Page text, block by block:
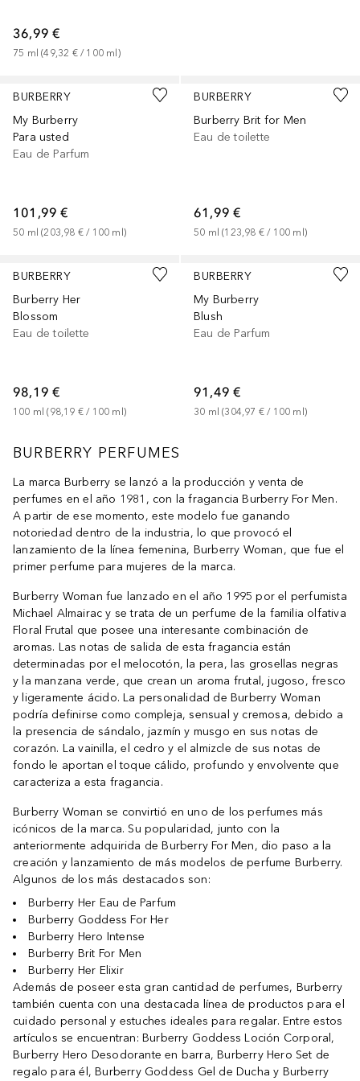
36,99 €
75 ml (49,32 € / 100 ml )
BURBERRY
My Burberry
Para usted
Eau de Parfum
101,99 €
50 ml (203,98 € / 100 ml )
BURBERRY
Burberry Brit for Men
Eau de toilette
61,99 €
50 ml (123,98 € / 100 ml )
BURBERRY
Burberry Her
Blossom
Eau de toilette
98,19 €
100 ml (98,19 € / 100 ml )
BURBERRY
My Burberry
Blush
Eau de Parfum
91,49 €
30 ml (304,97 € / 100 ml )
BURBERRY PERFUMES
La marca Burberry se lanzó a la producción y venta de
perfumes en el año 1981, con la fragancia Burberry For Men.
A partir de ese momento, este modelo fue ganando
notoriedad dentro de la industria, lo que provocó el
lanzamiento de la línea femenina, Burberry Woman, que fue el
primer perfume para mujeres de la marca.
Burberry Woman fue lanzado en el año 1995 por el perfumista
Michael Almairac y se trata de un perfume de la familia olfativa
Floral Frutal que posee una interesante combinación de
aromas. Las notas de salida de esta fragancia están
determinadas por el melocotón, la pera, las grosellas negras
y la manzana verde, que crean un aroma frutal, jugoso, fresco
y ligeramente ácido. La personalidad de Burberry Woman
podría definirse como compleja, sensual y cremosa, debido a
la presencia de sándalo, jazmín y musgo en sus notas de
corazón. La vainilla, el cedro y el almizcle de sus notas de
fondo le aportan el toque cálido, profundo y envolvente que
caracteriza a esta fragancia.
Burberry Woman se convirtió en uno de los perfumes más
icónicos de la marca. Su popularidad, junto con la
anteriormente adquirida de Burberry For Men, dio paso a la
creación y lanzamiento de más modelos de perfume Burberry.
Algunos de los más destacados son:
Burberry Her Eau de Parfum
Burberry Goddess For Her
Burberry Hero Intense
Burberry Brit For Men
Burberry Her Elixir
Además de poseer esta gran cantidad de perfumes, Burberry
también cuenta con una destacada línea de productos para el
cuidado personal y estuches ideales para regalar. Entre estos
artículos se encuentran: Burberry Goddess Loción Corporal,
Burberry Hero Desodorante en barra, Burberry Hero Set de
regalo para él, Burberry Goddess Gel de Ducha y Burberry